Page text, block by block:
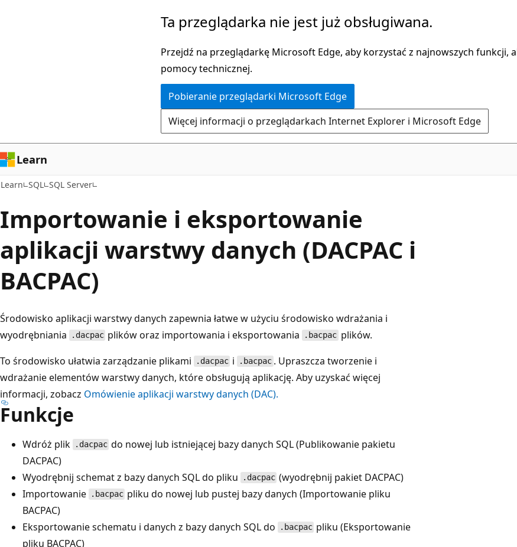
Ta przeglądarka nie jest już obsługiwana.
Przejdź na przeglądarkę Microsoft Edge, aby korzystać z najnowszych funkcji,
pomocy technicznej.
Pobieranie przeglądarki Microsoft Edge
Więcej informacji o przeglądarkach Internet Explorer i Microsoft Edge
Learn
Learn SQL SQL Server
Importowanie i eksportowanie
aplikacji warstwy danych (DACPAC i
BACPAC)
Środowisko aplikacji warstwy danych zapewnia łatwe w użyciu środowisko wdrażania i
wyodrębniania
.dacpac plików oraz importowania i eksportowania .bacpac plików.
To środowisko ułatwia zarządzanie plikami
.dacpac i .bacpac . Upraszcza tworzenie i
wdrażanie elementów warstwy danych, które obsługują aplikację. Aby uzyskać więcej
informacji, zobacz Omówienie aplikacji warstwy danych (DAC).
Funkcje
Wdróż plik .dacpac do nowej lub istniejącej bazy danych SQL (Publikowanie pakietu
DACPAC)
Wyodrębnij schemat z bazy danych SQL do pliku
.dacpac (wyodrębnij pakiet DACPAC)
Importowanie
.bacpac pliku do nowej lub pustej bazy danych (Importowanie pliku
BACPAC)
Eksportowanie schematu i danych z bazy danych SQL do
.bacpac pliku (Eksportowanie
pliku BACPAC)